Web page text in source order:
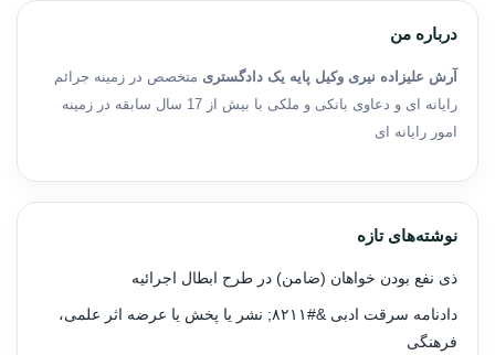
درباره من
آرش علیزاده نیری وکیل پایه یک دادگستری متخصص در زمینه جرائم
رایانه ای و دعاوی بانکی و ملکی با بیش از 17 سال سابقه در زمینه
امور رایانه ای
نوشته‌های تازه
ذی نفع بودن خواهان (ضامن) در طرح ابطال اجرائیه
دادنامه سرقت ادبی &#۸۲۱۱; نشر یا پخش یا عرضه اثر علمی،
فرهنگی